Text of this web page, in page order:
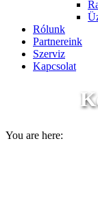
Rólunk
Partnereink
Szerviz
Kapcsolat
You are here: